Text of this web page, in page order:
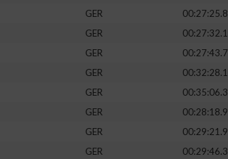
GER 00:27:25.8
GER
00:27:32.1
GER
00:27:43.7
GER
00:32:28.1
GER
00:35:06.3
GER 00:28:18.9
GER
00:29:21.9
GER
00:29:46.3